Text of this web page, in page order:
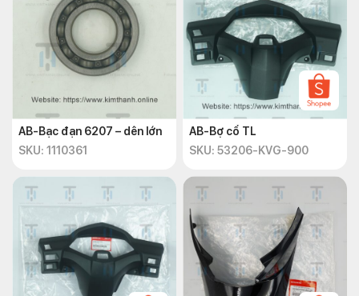
AB-Bạc đạn 6207 – dên lớn
SKU: 1110361
AB-Bợ cổ TL
SKU: 53206-KVG-900